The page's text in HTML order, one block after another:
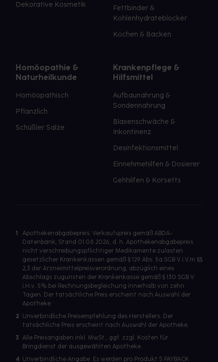
Dekorative Kosmetik
Fettbinder &
Kohlenhydrateblocker
Kochen & Backen
Homöopathie &
Naturheilkunde
Homöopathisch
Pflanzlich
Schüßler Salze
Krankenpflege &
Hilfsmittel
Aufbaunahrung &
Sondennahrung
Blasenschwäche &
Inkontinenz
Desinfektionsmittel
Einnehmehilfen & Dosierer
Gehhilfen & Korsetts
1
Apothekenabgabepreis: Verkaufspreis gemäß ABDA-
Datenbank, Stand 01.08.2026, d. h. Apothekenabgabepreis
nicht verschreibungspflichtiger Medikamente zulasten
gesetzlicher Krankenkassen gemäß § 129 Abs. 5a SGB V i.V.m §§
2,3 der Arzneimittelpreisverordnung, abzüglich eines
Abschlags zugunsten der Krankenkasse gemäß § 130 SGB V
i.H.v. 5% bei Rechnungsbegleichung innerhalb von zehn
Tagen. Der tatsächliche Preis erscheint nach Auswahl der
Apotheke.
2 Unverbindliche Preisempfehlung des Herstellers. Der
tatsächliche Preis erscheint nach Auswahl der Apotheke.
3 Alle Preisangaben inkl. MwSt., ggf. zzgl. Kosten für
Bringdienst der ausgewählten Apotheke.
4 Unverbindliche Angabe. Es werden pro Produkt 5 PAYBACK